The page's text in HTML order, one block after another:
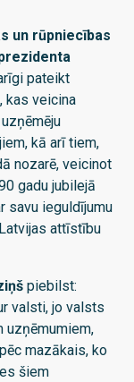
un rūpniecības
pateikt
kas veicina
kā arī tiem,
nozarē, veicinot
gadu jubilejā
savu ieguldījumu
attīstību
piebilst:
valsti, jo valsts
uzņēmumiem,
mazākais, ko
šiem